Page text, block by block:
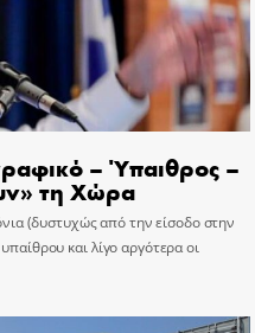
– Ύπαιθρος –
τη Χώρα
(δυστυχώς από την είσοδο στην
και λίγο αργότερα οι